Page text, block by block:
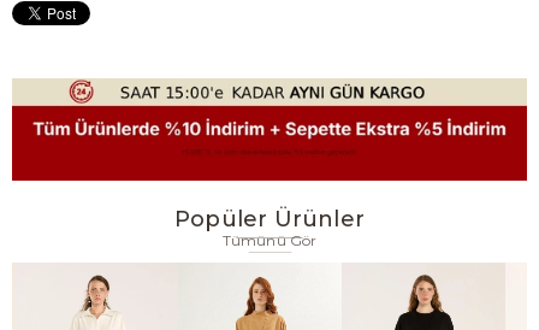
Popüler Ürünler
Tümünü Gör